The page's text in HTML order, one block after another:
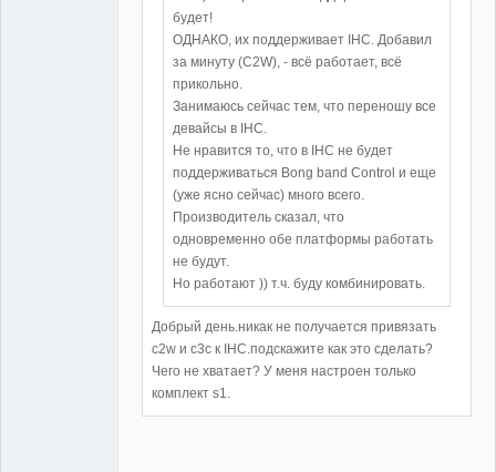
будет!
ОДНАКО, их поддерживает IHC. Добавил
за минуту (С2W), - всё работает, всё
прикольно.
Занимаюсь сейчас тем, что переношу все
девайсы в IHC.
Не нравится то, что в IHC не будет
поддерживаться Bong band Control и еще
(уже ясно сейчас) много всего.
Производитель сказал, что
одновременно обе платформы работать
не будут.
Но работают )) т.ч. буду комбинировать.
Добрый день.никак не получается привязать
c2w и c3c к IHC.подскажите как это сделать?
Чего не хватает? У меня настроен только
комплект s1.